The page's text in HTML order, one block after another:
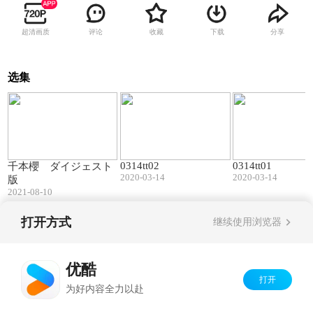
超清画质 评论 收藏 下载 分享
选集
千本櫻 ダイジェスト
版
2021-08-10
0314tt02
2020-03-14
0314tt01
2020-03-14
打开方式 继续使用浏览器
优酷
为好内容全力以赴
打开